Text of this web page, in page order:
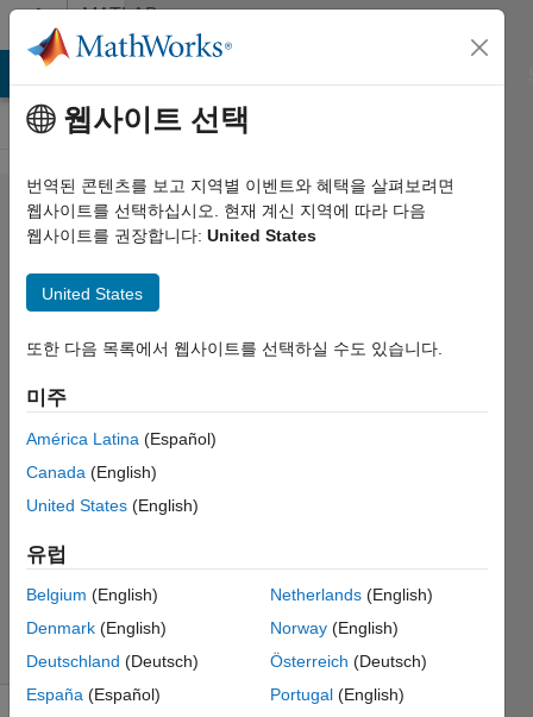
콘텐츠로 바로 가기
MATLAB
Answers
Synthax
for
equation
in script
SCIUSCIA
2024 5월
9
2 답변
업데이트
시간: 2024
5월 9
조회 수: 5
(30일)
웹사이트 선택
번역된 콘텐츠를 보고 지역별 이벤트와 혜택을 살펴보려면
웹사이트를 선택하십시오. 현재 계신 지역에 따라 다음
웹사이트를 권장합니다: United States
United States
또한 다음 목록에서 웹사이트를 선택하실 수도 있습니다.
미주
América Latina (Español)
Canada (English)
United States (English)
유럽
Belgium (English)
Denmark (English)
Deutschland (Deutsch)
España (Español)
Netherlands(English)
Norway(English)
Österreich (Deutsch)
Portugal(English)